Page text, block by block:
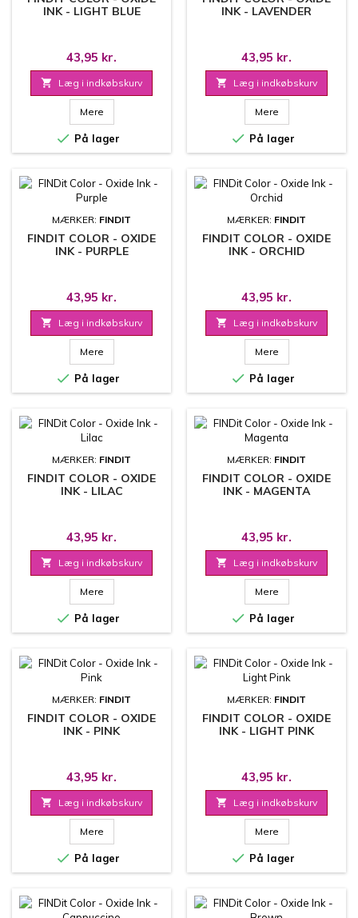
INK - LIGHT BLUE
43,95 kr.
 Læg i indkøbskurv
Mere
 På lager
INK - LAVENDER
43,95 kr.
 Læg i indkøbskurv
Mere
 På lager
MÆRKER: FINDIT
FINDIT COLOR - OXIDE
INK - PURPLE
43,95 kr.
 Læg i indkøbskurv
Mere
 På lager
MÆRKER: FINDIT
FINDIT COLOR - OXIDE
INK - ORCHID
43,95 kr.
 Læg i indkøbskurv
Mere
 På lager
MÆRKER: FINDIT
FINDIT COLOR - OXIDE
INK - LILAC
43,95 kr.
 Læg i indkøbskurv
Mere
 På lager
MÆRKER: FINDIT
FINDIT COLOR - OXIDE
INK - MAGENTA
43,95 kr.
 Læg i indkøbskurv
Mere
 På lager
MÆRKER: FINDIT
FINDIT COLOR - OXIDE
INK - PINK
43,95 kr.
 Læg i indkøbskurv
Mere
 På lager
MÆRKER: FINDIT
FINDIT COLOR - OXIDE
INK - LIGHT PINK
43,95 kr.
 Læg i indkøbskurv
Mere
 På lager